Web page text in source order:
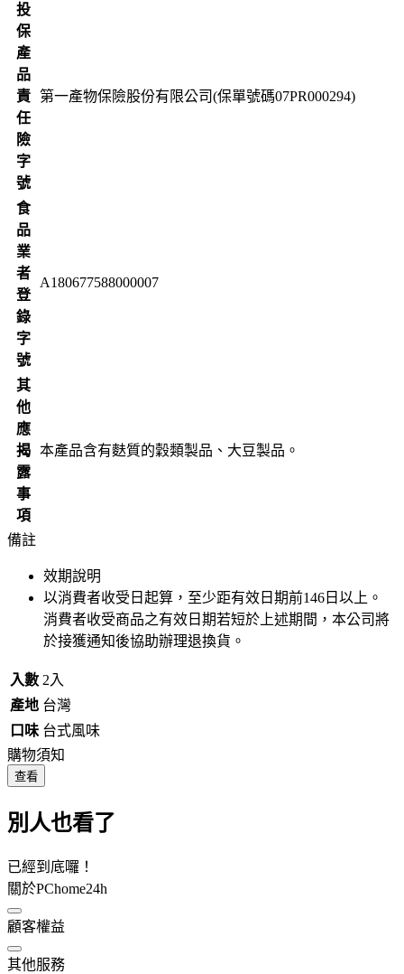
投
保
產
品
責
任
險
字
號
第一產物保險股份有限公司(保單號碼07PR000294)
食
品
業
者
登
錄
字
號
A180677588000007
其
他
應
揭
露
事
項
本產品含有麩質的穀類製品、大豆製品。
備註
效期說明
以消費者收受日起算，至少距有效日期前146 日以上。
消費者收受商品之有效日期若短於上述期間，本公司將
於接獲通知後協助辦理退換貨。
入數 2入
產地 台灣
口味 台式風味
購物須知
查看
別人也看了
已經到底囉！
關於PChome24h
顧客權益
其他服務